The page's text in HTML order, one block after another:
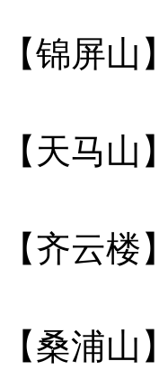
【锦屏
【天马
【齐云
【桑浦